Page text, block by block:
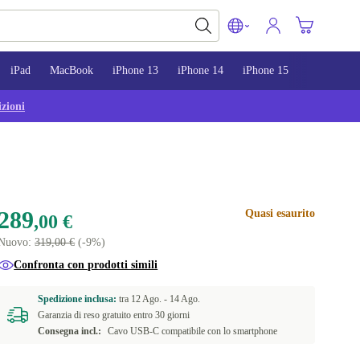
iPad MacBook iPhone 13 iPhone 14 iPhone 15
,00 €
319,00 €(-9%)
Quasi esaurito
Confronta con prodotti simili
Spedizione inclusa:tra 12 Ago. - 14 Ago.
Garanzia di reso gratuito entro 30 giorni
Consegna incl.:
Cavo USB-C compatibile con lo smartphone